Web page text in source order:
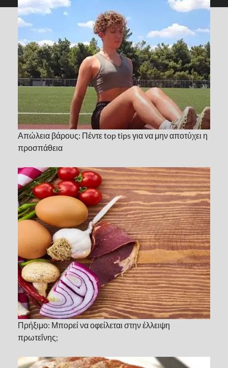
Απώλεια βάρους: Πέντε top tips για να μην αποτύχει η
προσπάθεια
Πρήξιμο: Μπορεί να οφείλεται στην έλλειψη
πρωτεΐνης;